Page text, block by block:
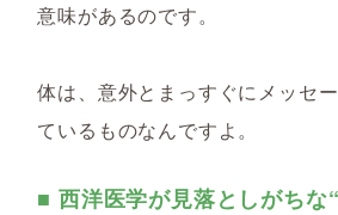
意味があるのです。
体は、意外とまっすぐにメッセ
ているものなんですよ。
■ 西洋医学が見落としがちな